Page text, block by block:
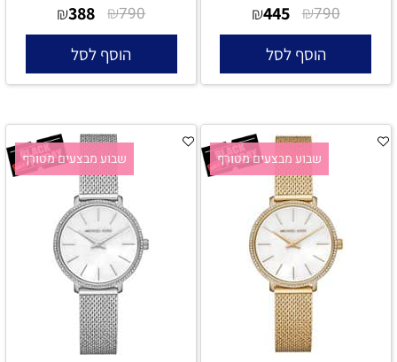
₪790
₪445
הוסף לסל
₪790
₪388
הוסף לסל
שבוע מבצעים מטורף שבוע מבצעים מטורף